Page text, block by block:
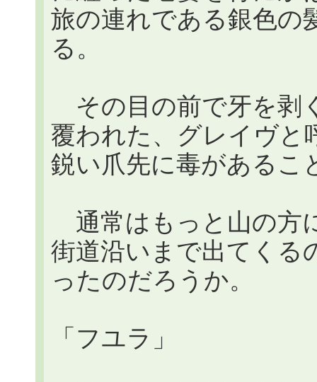
旅の連れである銀色の
る。
その目の前で牙を剥
覆われた、グレイヴと
鋭い爪先に毒があるこ
通常はもっと山の方
街道沿いまで出てくる
ったのだろうか。
「フユラ」